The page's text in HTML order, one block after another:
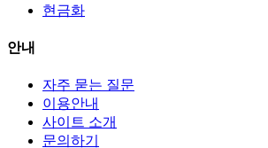
현금화
안내
자주 묻는 질문
이용안내
사이트 소개
문의하기